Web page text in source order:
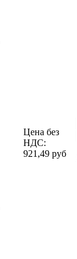
Цена без
НДС:
921,49 руб